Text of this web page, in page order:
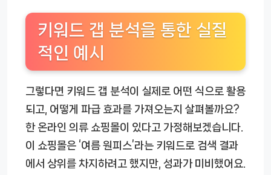
키워드 갭 분석을 통한 실질
적인 예시
그렇다면 키워드 갭 분석이 실제로 어떤 식으로 활용
되고, 어떻게 파급 효과를 가져오는지 살펴볼까요?
한 온라인 의류 쇼핑몰이 있다고 가정해보겠습니다.
이 쇼핑몰은 ‘여름 원피스’라는 키워드로 검색 결과
에서 상위를 차지하려고 했지만, 성과가 미비했어요.